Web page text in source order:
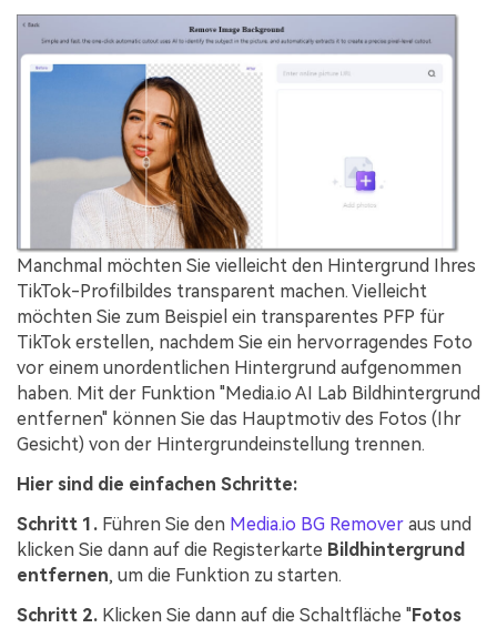
Manchmal möchten Sie vielleicht den Hintergrund Ihres
TikTok-Profilbildes transparent machen. Vielleicht
möchten Sie zum Beispiel ein transparentes PFP für
TikTok erstellen, nachdem Sie ein hervorragendes Foto
vor einem unordentlichen Hintergrund aufgenommen
haben. Mit der Funktion "Media.io AI Lab Bildhintergrund
entfernen" können Sie das Hauptmotiv des Fotos (Ihr
Gesicht) von der Hintergrundeinstellung trennen.
Hier sind die einfachen Schritte:
Schritt 1. Führen Sie den Media.io BG Remover aus und
klicken Sie dann auf die Registerkarte Bildhintergrund
entfernen, um die Funktion zu starten.
Schritt 2. Klicken Sie dann auf die Schaltfläche "Fotos